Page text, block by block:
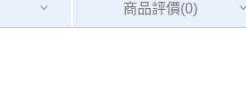
商品評價(0)